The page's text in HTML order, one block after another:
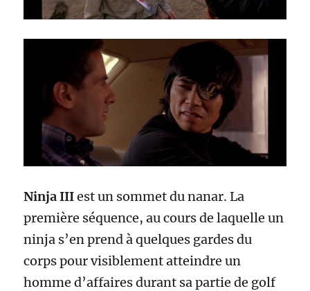
Ninja IIIest un sommet du nanar. La
première séquence, au cours de laquelle un
ninja s’en prend à quelques gardes du
corps pour visiblement atteindre un
homme d’affaires durant sa partie de golf